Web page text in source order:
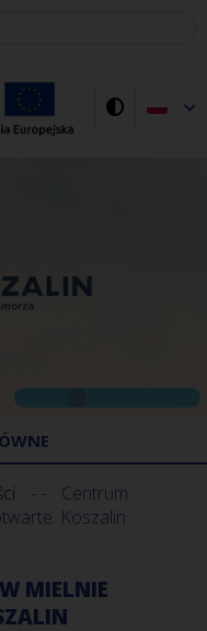
Centrum
Koszalin
MIELNIE